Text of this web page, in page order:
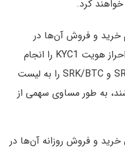
حجم خرید و فروش آن‌ها در
صرافی حداقل ۱۰۰,۰۰۰ SRK باشد و احراز هویت KYC1 را انجام
داده باشند و زوج ارزهای SRK/USDT و SRK/BTC را به لیست
به طور مساوی سهمی از
خرید و فروش روزانه آن‌ها در